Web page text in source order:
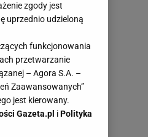
zgody jest
uprzednio udzieloną
funkcjonowania
przetwarzanie
– Agora S.A. –
Zaawansowanych”
jest kierowany.
Gazeta.pl iPolityka